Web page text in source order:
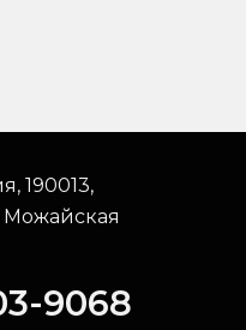
190013,
Можайская
9068